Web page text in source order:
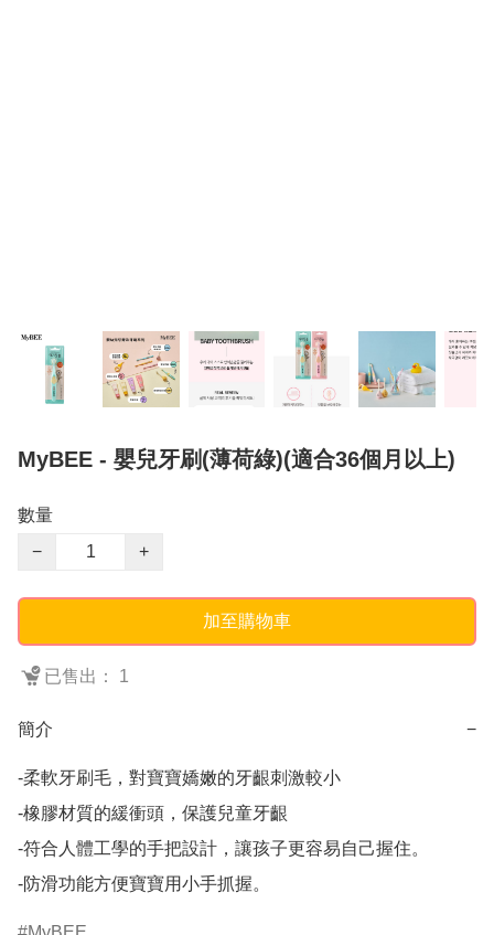
MyBEE - 嬰兒牙刷(薄荷綠)(適合36個月以上)
數量
−
+
加至購物車
已售出： 1
簡介 −
-柔軟牙刷毛，對寶寶嬌嫩的牙齦刺激較小
-橡膠材質的緩衝頭，保護兒童牙齦
-符合人體工學的手把設計，讓孩子更容易自己握住。
-防滑功能方便寶寶用小手抓握。